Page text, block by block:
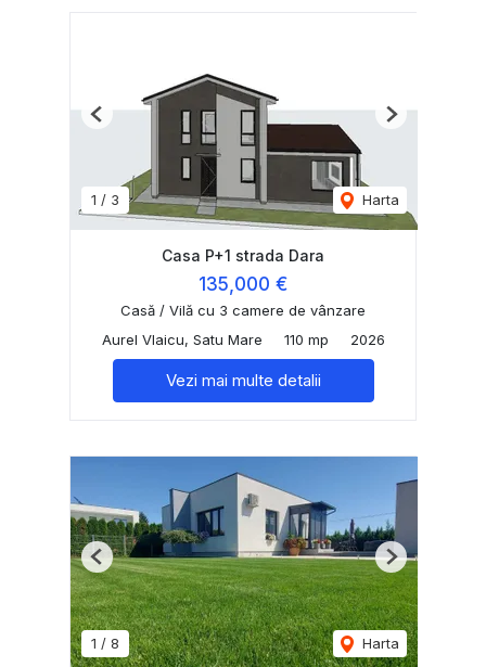
1 / 3 Harta
Previous Next
Casa P+1 strada Dara
135,000 €
Casă / Vilă cu 3 camere de vânzare
Aurel Vlaicu, Satu Mare
110 mp 2026
Vezi mai multe detalii
1 / 8 Harta
Previous Next